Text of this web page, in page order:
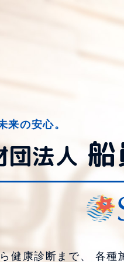
来の安心。
団法人 船
健康診断まで、 各種